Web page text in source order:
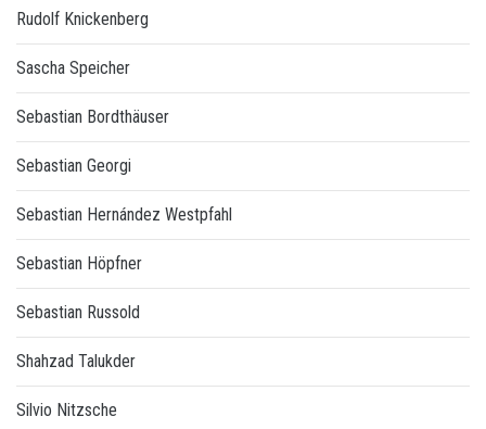
Rudolf Knickenberg
Sascha Speicher
Sebastian Bordthäuser
Sebastian Georgi
Sebastian Hernández Westpfahl
Sebastian Höpfner
Sebastian Russold
Shahzad Talukder
Silvio Nitzsche